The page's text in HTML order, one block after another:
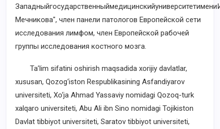
Мечникова", член панели патологов Европейской сети
исследования лимфом, член Европейской рабочей
группы исследования костного мозга.
Ta’lim sifatini oshirish maqsadida xorijiy davlatlar,
xususan, Qozog‘iston Respublikasining Asfandiyarov
universiteti, Xo‘ja Ahmad Yassaviy nomidagi Qozoq-turk
xalqaro universiteti, Abu Ali ibn Sino nomidagi Tojikiston
Davlat tibbiyot universiteti, Saratov tibbiyot universiteti,